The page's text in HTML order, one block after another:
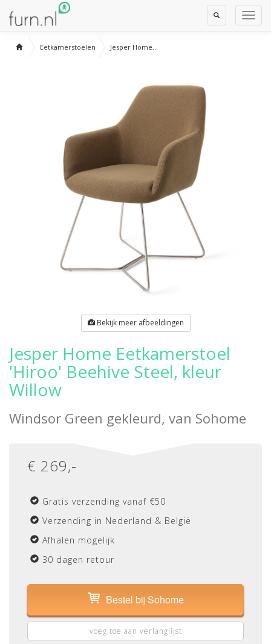
Toggle
Search
Eetkamerstoelen Jesper Home...
Bekijk meer afbeeldingen
Jesper Home Eetkamerstoel
'Hiroo' Beehive Steel, kleur
Willow
Windsor Green gekleurd, van Sohome
€ 269,-
Gratis verzending vanaf €50
Verzending in Nederland & België
Afhalen mogelijk
30 dagen retour
Bestel bij Sohome
voeg toe aan verlanglijst